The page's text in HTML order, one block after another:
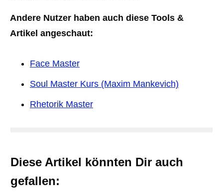
Andere Nutzer haben auch diese Tools &
Artikel angeschaut:
Face Master
Soul Master Kurs (Maxim Mankevich)
Rhetorik Master
Diese Artikel könnten Dir auch
gefallen: